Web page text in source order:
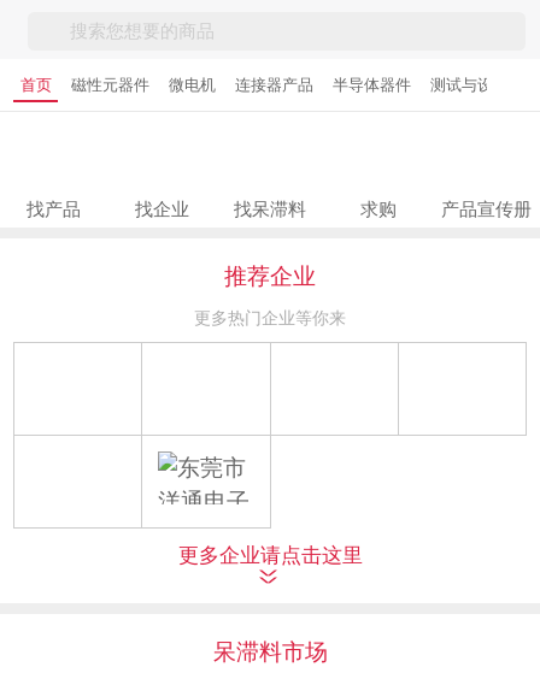
首页 磁性元器件 微电机 连接器产品 半导体器件 测试与设备
找产品 找企业 找呆滞料 求购 产品宣传册
推荐企业
更多热门企业等你来
更多企业请点击这里
呆滞料市场